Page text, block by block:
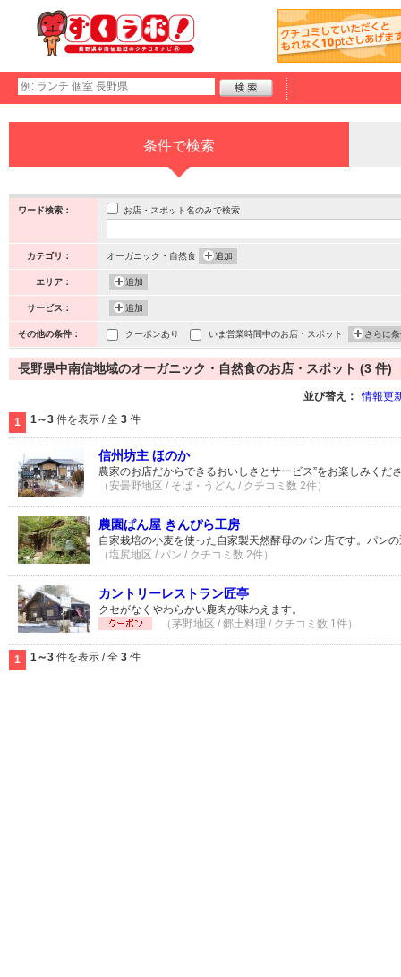
条件で検索
ワード検索： お店・スポット名のみで検索
カテゴリ： オーガニック・自然食 追加
エリア： 追加
サービス： 追加
その他の条件： クーポンあり いま営業時間中のお店・スポット さらに
長野県中南信地域のオーガニック・自然食のお店・スポット (3 件)
並び替え： 情報更
1 1～3 件を表示 / 全 3 件
信州坊主 ほのか
農家のお店だからできるおいしさとサービス”をお楽しみくだ
（安曇野地区 / そば・うどん / クチコミ数 2件）
農園ぱん屋 きんぴら工房
自家栽培の小麦を使った自家製天然酵母のパン店です。パン
（塩尻地区 / パン / クチコミ数 2件）
カントリーレストラン匠亭
クセがなくやわらかい鹿肉が味わえます。
（茅野地区 / 郷土料理 / クチコミ数 1件）
1 1～3 件を表示 / 全 3 件